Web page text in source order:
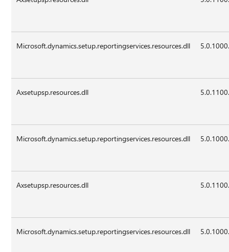
Microsoft.dynamics.setup.reportingservices.resources.dll
Axsetupsp.resources.dll
Microsoft.dynamics.setup.reportingservices.resources.dll
Axsetupsp.resources.dll
Microsoft.dynamics.setup.reportingservices.resources.dll